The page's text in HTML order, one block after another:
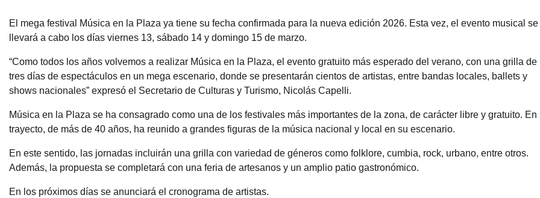
El mega festival Música en la Plaza ya tiene su fecha confirmada para la nueva edición 2026. Esta vez, el evento musical se
llevará a cabo los días viernes 13, sábado 14 y domingo 15 de marzo.
“Como todos los años volvemos a realizar Música en la Plaza, el evento gratuito más esperado del verano, con una grilla de
tres días de espectáculos en un mega escenario, donde se presentarán cientos de artistas, entre bandas locales, ballets y
shows nacionales” expresó el Secretario de Culturas y Turismo, Nicolás Capelli.
Música en la Plaza se ha consagrado como una de los festivales más importantes de la zona, de carácter libre y gratuito. En
trayecto, de más de 40 años, ha reunido a grandes figuras de la música nacional y local en su escenario.
En este sentido, las jornadas incluirán una grilla con variedad de géneros como folklore, cumbia, rock, urbano, entre otros.
Además, la propuesta se completará con una feria de artesanos y un amplio patio gastronómico.
En los próximos días se anunciará el cronograma de artistas.